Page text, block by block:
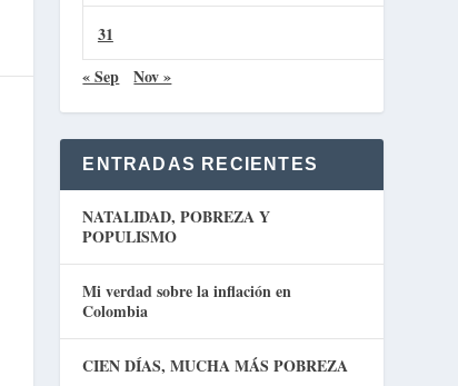
31
« Sep
Nov »
ENTRADAS RECIENTES
NATALIDAD, POBREZA Y
POPULISMO
Mi verdad sobre la inflación en
Colombia
CIEN DÍAS, MUCHA MÁS POBREZA